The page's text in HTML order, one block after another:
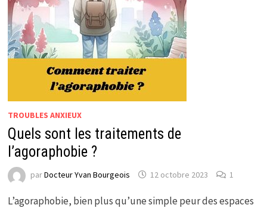
TROUBLES ANXIEUX
Quels sont les traitements de
l’agoraphobie ?
parDocteur Yvan Bourgeois 12 octobre 2023 1
L’agoraphobie, bien plus qu’une simple peur des espaces